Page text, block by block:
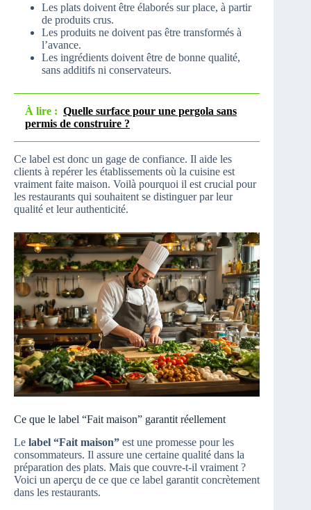
Les plats doivent être élaborés sur place, à partir
de produits crus.
Les produits ne doivent pas être transformés à
l’avance.
Les ingrédients doivent être de bonne qualité,
sans additifs ni conservateurs.
À lire : Quelle surface pour une pergola sans
permis de construire ?
Ce label est donc un gage de confiance. Il aide les
clients à repérer les établissements où la cuisine est
vraiment faite maison. Voilà pourquoi il est crucial pour
les restaurants qui souhaitent se distinguer par leur
qualité et leur authenticité.
Ce que le label “Fait maison” garantit réellement
Le label “Fait maison” est une promesse pour les
consommateurs. Il assure une certaine qualité dans la
préparation des plats. Mais que couvre-t-il vraiment ?
Voici un aperçu de ce que ce label garantit concrètement
dans les restaurants.